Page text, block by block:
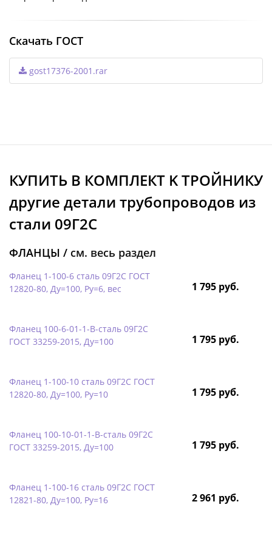
Скачать ГОСТ
gost17376-2001.rar
КУПИТЬ В КОМПЛЕКТ K ТРОЙНИКУ
другие детали трубопроводов из
стали 09Г2С
ФЛАНЦЫ / см. весь раздел
Фланец 1-100-6 сталь 09Г2С ГОСТ
12820-80, Ду=100, Ру=6, вес
1 795 руб.
Фланец 100-6-01-1-B-сталь 09Г2С
ГОСТ 33259-2015, Ду=100
1 795 руб.
Фланец 1-100-10 сталь 09Г2С ГОСТ
12820-80, Ду=100, Ру=10
1 795 руб.
Фланец 100-10-01-1-B-сталь 09Г2С
ГОСТ 33259-2015, Ду=100
1 795 руб.
Фланец 1-100-16 сталь 09Г2С ГОСТ
12821-80, Ду=100, Ру=16
2 961 руб.